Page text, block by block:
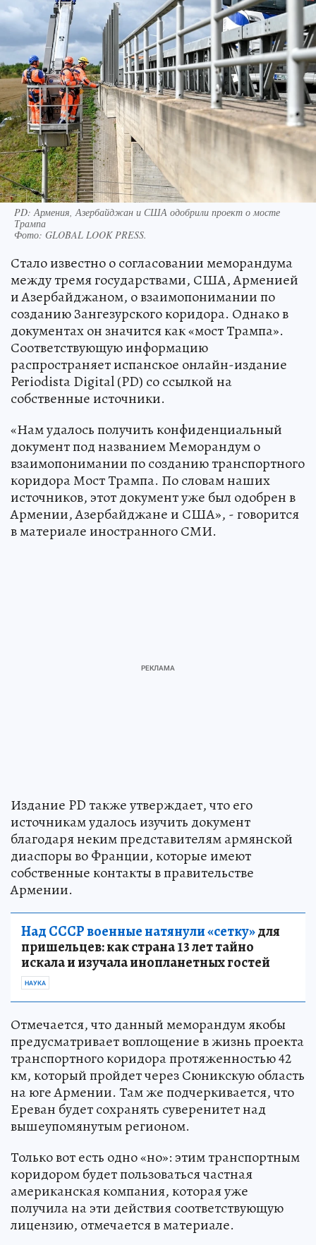
PD: Армения, Азербайджан и США одобрили проект о мосте
Трампа
Фото: GLOBAL LOOK PRESS.
Стало известно о согласовании меморандума
между тремя государствами, США, Арменией
и Азербайджаном, о взаимопонимании по
созданию Зангезурского коридора. Однако в
документах он значится как «мост Трампа».
Соответствующую информацию
распространяет испанское онлайн-издание
Periodista Digital (PD) со ссылкой на
собственные источники.
«Нам удалось получить конфиденциальный
документ под названием Меморандум о
взаимопонимании по созданию транспортного
коридора Мост Трампа. По словам наших
источников, этот документ уже был одобрен в
Армении, Азербайджане и США», - говорится
в материале иностранного СМИ.
Издание PD также утверждает, что его
источникам удалось изучить документ
благодаря неким представителям армянской
диаспоры во Франции, которые имеют
собственные контакты в правительстве
Армении.
Над СССР военные натянули «сетку»для
пришельцев: как страна 13 лет тайно
искала и изучала инопланетных гостей
НАУКА
Отмечается, что данный меморандум якобы
предусматривает воплощение в жизнь проекта
транспортного коридора протяженностью 42
км, который пройдет через Сюникскую область
на юге Армении. Там же подчеркивается, что
Ереван будет сохранять суверенитет над
вышеупомянутым регионом.
Только вот есть одно «но»: этим транспортным
коридором будет пользоваться частная
американская компания, которая уже
получила на эти действия соответствующую
лицензию, отмечается в материале.